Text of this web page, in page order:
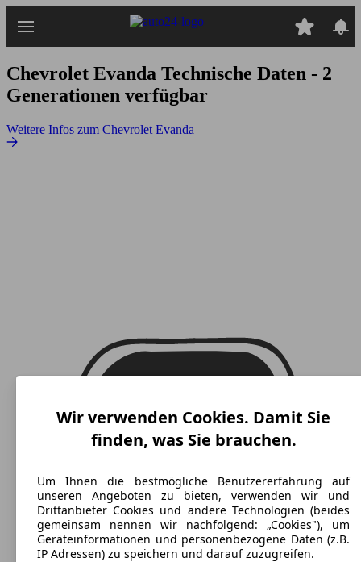
Hauptinhalt
Chevrolet Evanda Technische Daten - 2
Generationen verfügbar
Weitere Infos zum Chevrolet Evanda
Wir verwenden Cookies. Damit Sie
finden, was Sie brauchen.
Um Ihnen die bestmögliche Benutzererfahrung auf
unseren Angeboten zu bieten, verwenden wir und
Drittanbieter Cookies und andere Technologien (beides
gemeinsam nennen wir nachfolgend: „Cookies"), um
Geräteinformationen und personenbezogene Daten (z.B.
IP Adressen) zu speichern und darauf zuzugreifen.